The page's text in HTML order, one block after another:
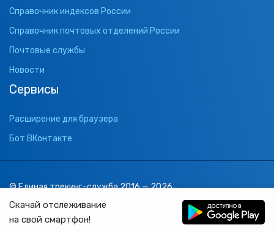
Скачай отслеживание
на свой смартфон!
Справочник индексов России
Справочник почтовых отделений России
Почтовые службы
Новости
Сервисы
Расширение для браузера
Бот ВКонтакте
© Единая трекинг-служба 2016 — 2026
support@1track.ru
1track.ru